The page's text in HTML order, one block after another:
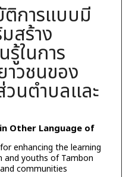
ติการแบบมี
สร้าง
รู้ในการ
าวชนของ
วนตำบลและ
Other Language of
enhancing the learning
and youths of Tambon
communities